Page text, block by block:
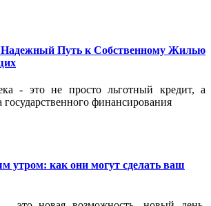
Надежный Путь к Собственному Жилью
- это не просто льготный кредит, а
государственного финансирования
утром: как они могут сделать ваш